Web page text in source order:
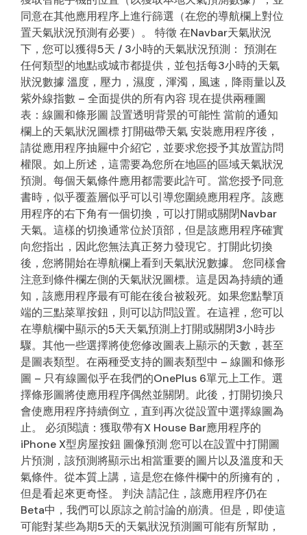
同意在其他應用程序上進行篩選（在您的導航欄上對位
置天氣狀況預測有必要）。 特徵 在Navbar天氣狀況
下，您可以獲得5天 / 3小時的天氣狀況預測： 預測在
任何類型的地點或城市都提供，並包括每3小時的天氣
狀況數據 溫度，壓力，濕度，渾濁，風速，降雨量以及
紫外線指數 – 全面提供的所有內容 現在提供兩種圖
表：線圖和條形圖 設置透明背景的可能性 當前的通知
欄上的天氣狀況圖標 打開磁帶天氣 安裝應用程序後，
請從應用程序抽屜中介紹它，並要求您授予其放置訪問
權限。如上所述，這需要為您所在地區的區域天氣狀況
預測。每個天氣條件應用都需要此許可。當您授予同意
書時，似乎覆蓋層似乎可以引導您圍繞應用程序。該應
用程序的右下角有一個切換，可以打開或關閉Navbar
天氣。這樣的切換通常位於頂部，但是該應用程序確實
向您指出，因此您無法真正努力發現它。打開此切換
後，您將開始在導航欄上看到天氣狀況數據。 您同樣會
注意到條件欄左側的天氣狀況圖標。這是因為持續的通
知，該應用程序最有可能在後台被殺死。如果您點擊頂
端的三點菜單按鈕，則可以訪問設置。在這裡，您可以
在導航欄中顯示的5天天氣預測上打開或關閉3小時步
驟。其他一些選擇將使您修改圖表上顯示的天數，甚至
是圖表類型。在兩種受支持的圖表類型中 – 線圖和條形
圖 – 只有線圖似乎在我們的OnePlus 6單元上工作。選
擇條形圖將使應用程序偶然並關閉。此後，打開切換只
會使應用程序持續倒立，直到再次從設置中選擇線圖為
止。 必須閱讀：獲取帶有X House Bar應用程序的
iPhone X型房屋按鈕 圖像預測 您可以在設置中打開圖
片預測，該預測將顯示出相當重要的圖片以及溫度和天
氣條件。從本質上講，這是您在條件欄中的所擁有的，
但是看起來更奇怪。 判決 請記住，該應用程序仍在
Beta中，我們可以原諒之前討論的崩潰。但是，即使這
可能對某些為期5天的天氣狀況預測圖可能有所幫助，